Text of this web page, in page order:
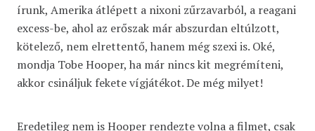
írunk, Amerika átlépett a nixoni zűrzavarból, a reagani
excess-be, ahol az erőszak már abszurdan eltúlzott,
kötelező, nem elrettentő, hanem még szexi is. Oké,
mondja Tobe Hooper, ha már nincs kit megrémíteni,
akkor csináljuk fekete vígjátékot. De még milyet!
Eredetileg nem is Hooper rendezte volna a filmet, csak